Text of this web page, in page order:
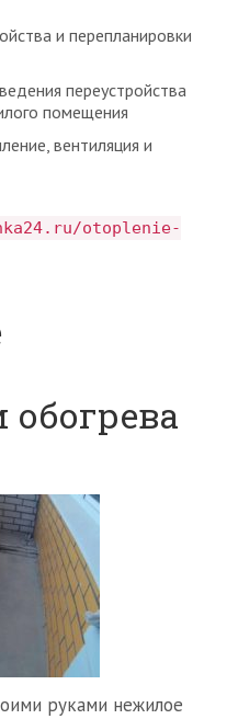
и перепланировки
переустройства
помещения
вентиляция и
otoplenie-
руками нежилое